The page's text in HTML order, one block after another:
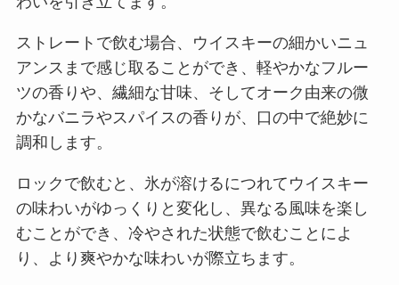
ストレートで飲む場合、ウイスキーの細かいニュ
アンスまで感じ取ることができ、軽やかなフルー
ツの香りや、繊細な甘味、そしてオーク由来の微
かなバニラやスパイスの香りが、口の中で絶妙に
調和します。
ロックで飲むと、氷が溶けるにつれてウイスキー
の味わいがゆっくりと変化し、異なる風味を楽し
むことができ、冷やされた状態で飲むことによ
り、より爽やかな味わいが際立ちます。